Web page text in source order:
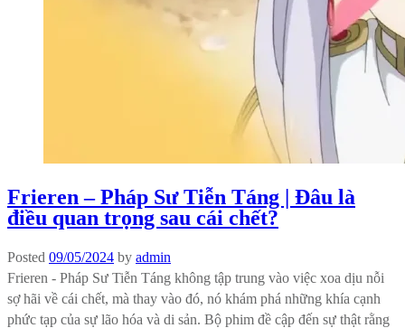
Frieren – Pháp Sư Tiễn Táng | Đâu là
điều quan trọng sau cái chết?
Posted 09/05/2024 by admin
Frieren - Pháp Sư Tiễn Táng không tập trung vào việc xoa dịu nỗi
sợ hãi về cái chết, mà thay vào đó, nó khám phá những khía cạnh
phức tạp của sự lão hóa và di sản. Bộ phim đề cập đến sự thật rằng